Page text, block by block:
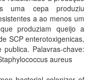
uma cepa produziu
a ao menos um
produziam queijo a
SCP enterotoxigenicas,
Palavras-chave:
aureus